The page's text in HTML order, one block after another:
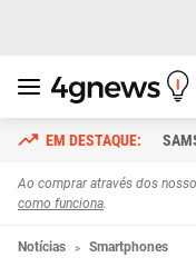
Ao comprar através dos
como funciona.
Notícias Smartphones